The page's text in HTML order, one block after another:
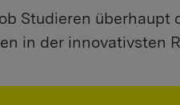
Studieren überhaupt
in der innovativsten